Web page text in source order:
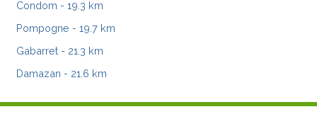
Condom - 19.3 km
Pompogne - 19.7 km
Gabarret - 21.3 km
Damazan - 21.6 km